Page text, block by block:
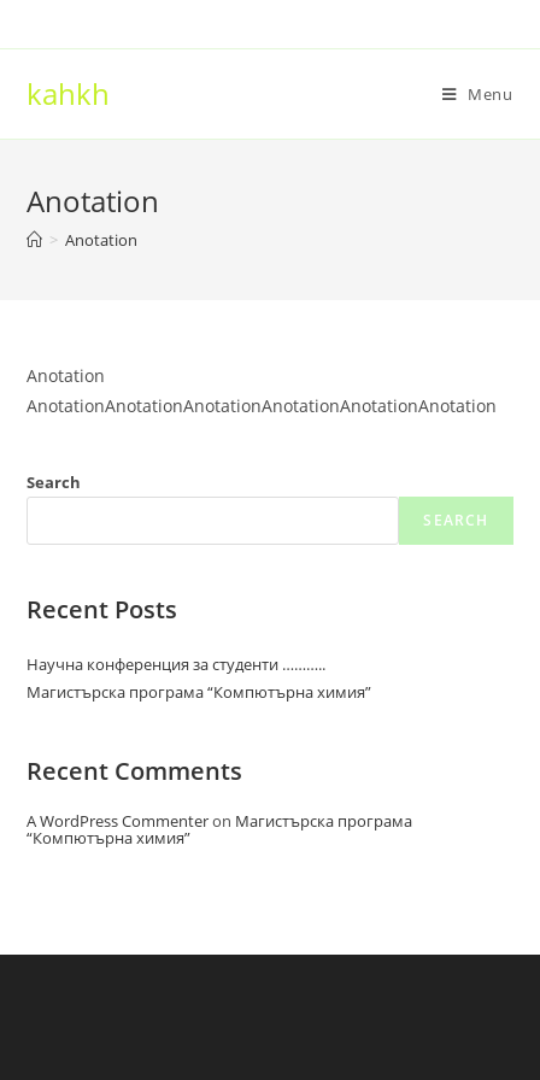
to
kahkh Menu
Anotation
> Anotation
Anotation
AnotationAnotationAnotationAnotationAnotationAnotation
Search
SEARCH
Recent Posts
Научна конференция за студенти ………..
Магистърска програма “Компютърна химия”
Recent Comments
A WordPress Commenteron Магистърска програма
“Компютърна химия”